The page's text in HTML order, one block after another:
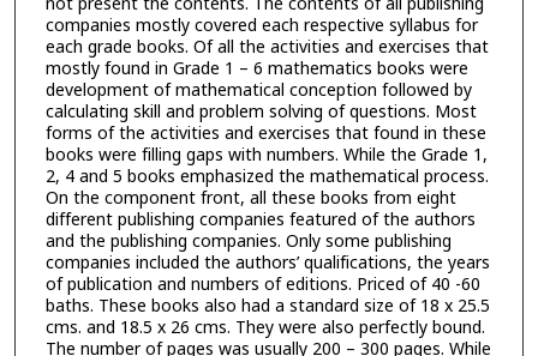
companies mostly covered each respective syllabus for
each grade books. Of all the activities and exercises that
mostly found in Grade 1 – 6 mathematics books were
development of mathematical conception followed by
calculating skill and problem solving of questions. Most
forms of the activities and exercises that found in these
books were filling gaps with numbers. While the Grade 1,
2, 4 and 5 books emphasized the mathematical process.
On the component front, all these books from eight
different publishing companies featured of the authors
and the publishing companies. Only some publishing
companies included the authors’ qualifications, the years
of publication and numbers of editions. Priced of 40 -60
baths. These books also had a standard size of 18 x 25.5
cms. and 18.5 x 26 cms. They were also perfectly bound.
The number of pages was usually 200 – 300 pages. While